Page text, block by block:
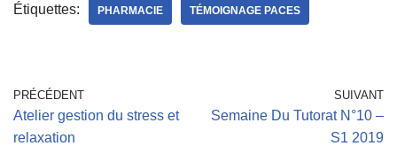
Étiquettes: PHARMACIE TÉMOIGNAGE PACES
PRÉCÉDENT
Atelier gestion du stress et
relaxation
SUIVANT
Semaine Du Tutorat N°10 –
S1 2019